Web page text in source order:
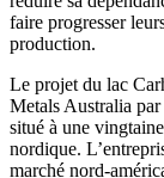
faire progresser
production.
Le projet du lac
Metals Australia
situé à une
nordique.
marché nord-